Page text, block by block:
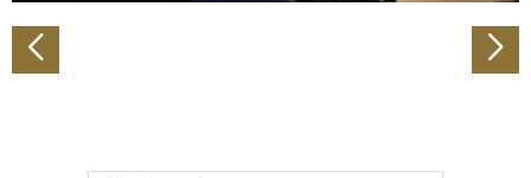
Partner führen diese Informationen möglicherweise mit
weiteren Daten zusammen, die Sie ihnen bereitgestellt